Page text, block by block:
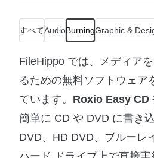
すべてAudioBurningGraphic &
FileHippo では、メディア
るための無料ソフトウェア
ています。 Roxio Easy CD
簡単に CD や DVD に書き
DVD、HD DVD、ブルーレ